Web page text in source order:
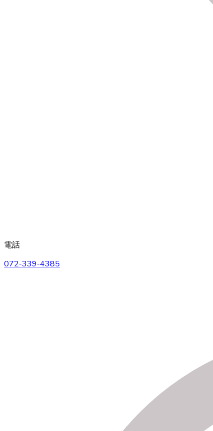
電話
072-339-4385